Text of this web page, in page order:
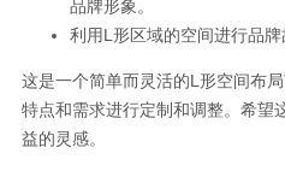
品牌形象。
利用L形区域的空间进行品牌
这是一个简单而灵活的L形空间布
特点和需求进行定制和调整。希望
益的灵感。